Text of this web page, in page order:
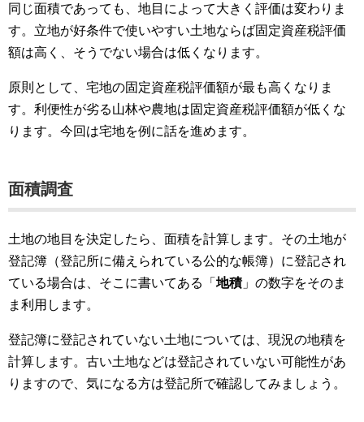
同じ面積であっても、地目によって大きく評価は変わりま
す。立地が好条件で使いやすい土地ならば固定資産税評価
額は高く、そうでない場合は低くなります。
原則として、宅地の固定資産税評価額が最も高くなりま
す。利便性が劣る山林や農地は固定資産税評価額が低くな
ります。今回は宅地を例に話を進めます。
面積調査
土地の地目を決定したら、面積を計算します。その土地が
登記簿（登記所に備えられている公的な帳簿）に登記され
ている場合は、そこに書いてある「 地積」の数字をそのま
ま利用します。
登記簿に登記されていない土地については、現況の地積を
計算します。古い土地などは登記されていない可能性があ
りますので、気になる方は登記所で確認してみましょう。